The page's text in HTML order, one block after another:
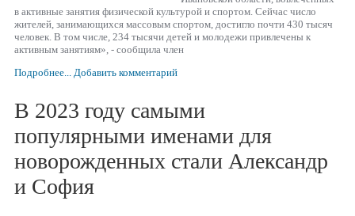
в активные занятия физической культурой и спортом. Сейчас число
жителей, занимающихся массовым спортом, достигло почти 430 тысяч
человек. В том числе, 234 тысячи детей и молодежи привлечены к
активным занятиям», - сообщила член
Подробнее... Добавить комментарий
В 2023 году самыми
популярными именами для
новорожденных стали Александр
и София